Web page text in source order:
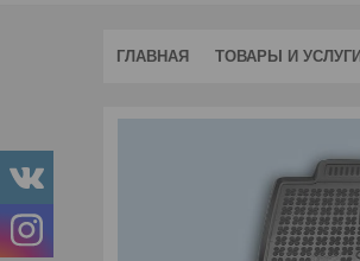
ГЛАВНАЯ ТОВАРЫ И УСЛУГИ